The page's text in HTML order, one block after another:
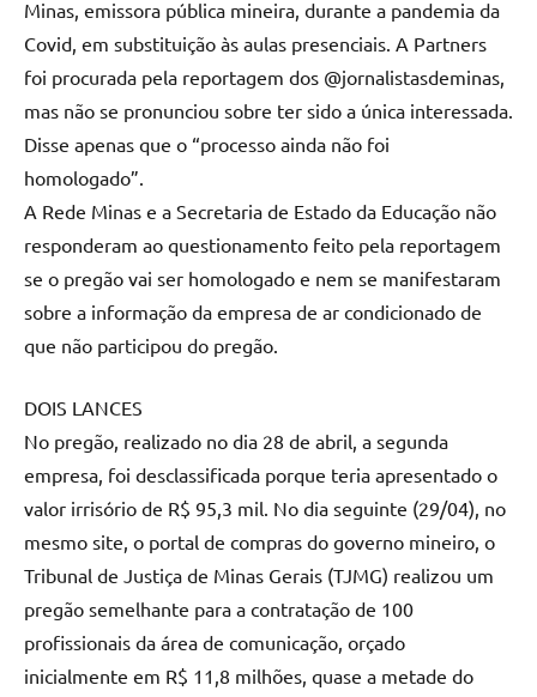
Minas, emissora pública mineira, durante a pandemia da
Covid, em substituição às aulas presenciais. A Partners
foi procurada pela reportagem dos @jornalistasdeminas,
mas não se pronunciou sobre ter sido a única interessada.
Disse apenas que o “processo ainda não foi
homologado”.
A Rede Minas e a Secretaria de Estado da Educação não
responderam ao questionamento feito pela reportagem
se o pregão vai ser homologado e nem se manifestaram
sobre a informação da empresa de ar condicionado de
que não participou do pregão.
DOIS LANCES
No pregão, realizado no dia 28 de abril, a segunda
empresa, foi desclassificada porque teria apresentado o
valor irrisório de R$ 95,3 mil. No dia seguinte (29/04), no
mesmo site, o portal de compras do governo mineiro, o
Tribunal de Justiça de Minas Gerais (TJMG) realizou um
pregão semelhante para a contratação de 100
profissionais da área de comunicação, orçado
inicialmente em R$ 11,8 milhões, quase a metade do